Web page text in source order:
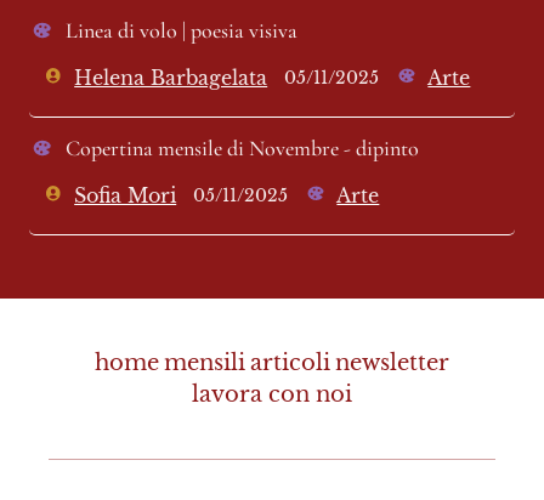
Linea di volo | poesia visiva
Helena Barbagelata 05/11/2025 Arte
Copertina mensile di Novembre - dipinto
Sofia Mori 05/11/2025 Arte
homemensiliarticolinewsletter
lavora con noi